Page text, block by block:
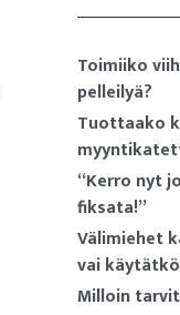
Toimiiko
pelleilyä?
Tuottaako
“Kerro nyt
fiksata!”
Välimiehet
vai
Milloin